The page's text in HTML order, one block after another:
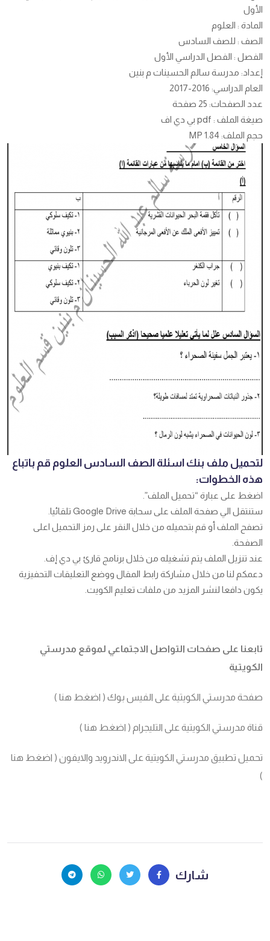
الأول
المادة : العلوم
الصف : للصف السادس
الفصل : الفصل الدراسي الأول
إعداد: مدرسة سالم الحسينات م بنين
العام الدراسي: 2016-2017
عدد الصفحات: 25 صفحة
صيغة الملف : pdf بي دي اف
حجم الملف: 1.84 MP
لتحميل ملف بنك اسئلة الصف السادس العلوم قم باتباع
هذه الخطوات:
اضغط على عبارة “تحميل الملف”.
ستنتقل الي صفحة الملف على سحابة Google Drive تلقائيا.
تصفح الملف أو قم بتحميله من خلال النقر على رمز التحميل اعلى
الصفحة.
عند تنزيل الملف يتم تشغيله من خلال برنامج قارئ بي دي إف.
دعمكم لنا من خلال مشاركة رابط المقال ووضع التعليقات التحفيزية
يكون دافعا لنشر المزيد من ملفات تعليم الكويت.
تابعنا على صفحات التواصل الاجتماعي لموقع مدرستي
الكويتية
صفحة مدرستي الكويتية على الفيس بوك ( اضغط هنا )
قناة مدرستي الكويتية على التليجرام ( اضغط هنا )
تحميل تطبيق مدرستي الكويتية على الاندرويد والايفون ( اضغط هنا
)
شارك